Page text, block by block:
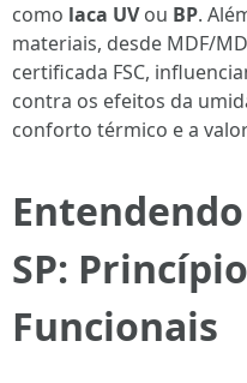
como laca UVou BP.
materiais, desde MDF/
certificada FSC,
contra os efeitos da
conforto térmico e a
SP:
Funcionais